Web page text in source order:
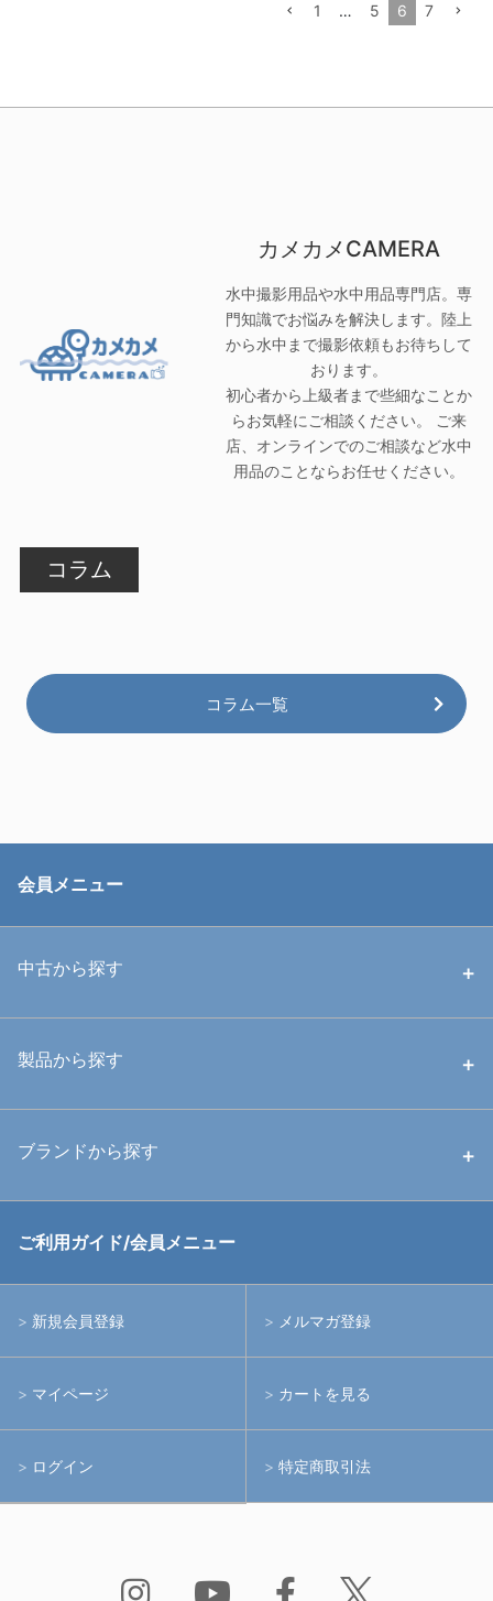
1
… 5 6 7
カメカメCAMERA
水中撮影用品や水中用品専門店。専
門知識でお悩みを解決します。陸上
から水中まで撮影依頼もお待ちして
おります。
初心者から上級者まで些細なことか
らお気軽にご相談ください。 ご来
店、オンラインでのご相談など水中
用品のことならお任せください。
コラム
2026年8月度 営業時間・臨時休業のご案
水中撮影システムの基礎知識と楽しみ方を
おすすめ
2026-07-11
2026年7月度 営業時間・臨時休業のご案
内